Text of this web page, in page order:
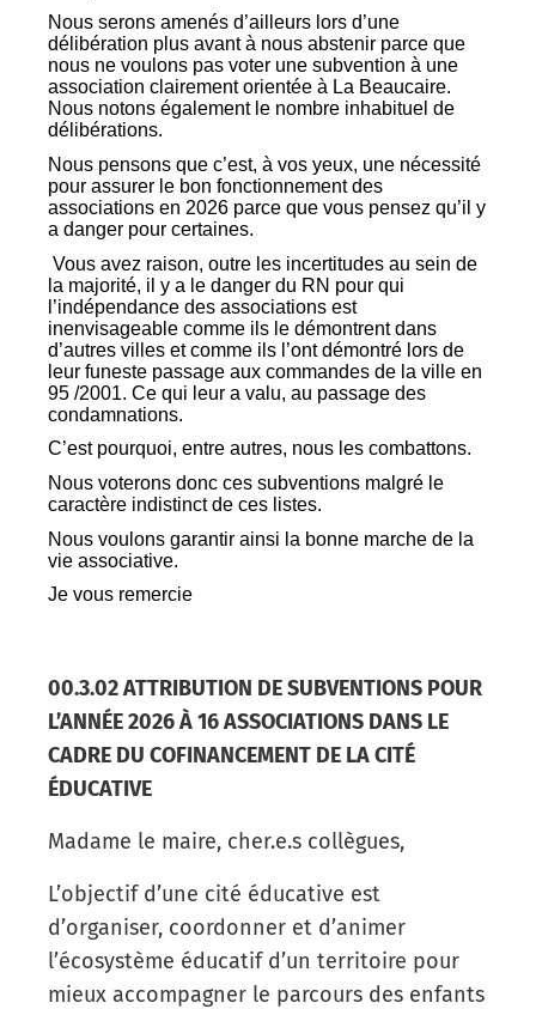
Nous serons amenés d’ailleurs lors d’une
délibération plus avant à nous abstenir parce que
nous ne voulons pas voter une subvention à une
association clairement orientée à La Beaucaire.
Nous notons également le nombre inhabituel de
délibérations.
Nous pensons que c’est, à vos yeux, une nécessité
pour assurer le bon fonctionnement des
associations en 2026 parce que vous pensez qu’il y
a danger pour certaines.
Vous avez raison, outre les incertitudes au sein de
la majorité, il y a le danger du RN pour qui
l’indépendance des associations est
inenvisageable comme ils le démontrent dans
d’autres villes et comme ils l’ont démontré lors de
leur funeste passage aux commandes de la ville en
95 /2001. Ce qui leur a valu, au passage des
condamnations.
C’est pourquoi, entre autres, nous les combattons.
Nous voterons donc ces subventions malgré le
caractère indistinct de ces listes.
Nous voulons garantir ainsi la bonne marche de la
vie associative.
Je vous remercie
00.3.02 ATTRIBUTION DE SUBVENTIONS POUR
L’ANNÉE 2026 À 16 ASSOCIATIONS DANS LE
CADRE DU COFINANCEMENT DE LA CITÉ
ÉDUCATIVE
Madame le maire, cher.e.s collègues,
L’objectif d’une cité éducative est
d’organiser, coordonner et d’animer
l’écosystème éducatif d’un territoire pour
mieux accompagner le parcours des enfants